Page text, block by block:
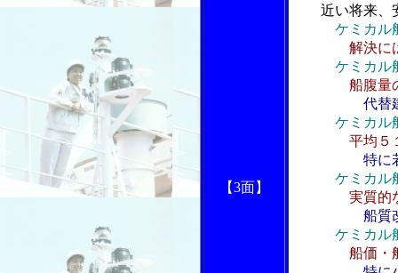
【3面】
近い将来、
ケミカル
解決に
ケミカル
船腹量
代替
ケミカル
平均５
特に
ケミカル
実質的
船質
ケミカル
船価・